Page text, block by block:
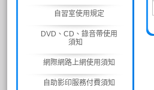
自習室使用規定
DVD、CD、錄音帶使用
須知
網際網路上網使用須知
自助影印服務付費須知